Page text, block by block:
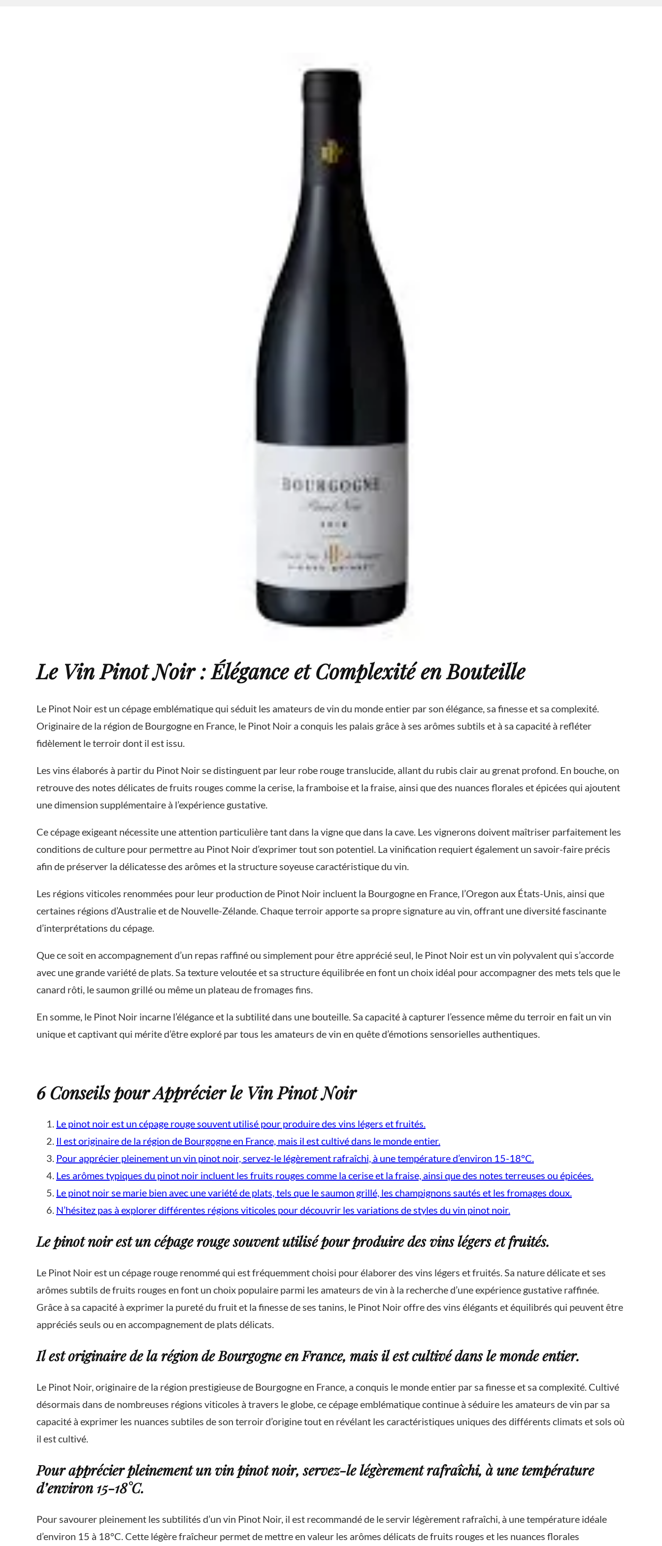
Le Vin Pinot Noir : Élégance et Complexité en Bouteille
Le Pinot Noir est un cépage emblématique qui séduit les amateurs de vin du monde entier par son élégance, sa finesse et sa complexité.
Originaire de la région de Bourgogne en France, le Pinot Noir a conquis les palais grâce à ses arômes subtils et à sa capacité à refléter
fidèlement le terroir dont il est issu.
Les vins élaborés à partir du Pinot Noir se distinguent par leur robe rouge translucide, allant du rubis clair au grenat profond. En bouche, on
retrouve des notes délicates de fruits rouges comme la cerise, la framboise et la fraise, ainsi que des nuances florales et épicées qui ajoutent
une dimension supplémentaire à l’expérience gustative.
Ce cépage exigeant nécessite une attention particulière tant dans la vigne que dans la cave. Les vignerons doivent maîtriser parfaitement les
conditions de culture pour permettre au Pinot Noir d’exprimer tout son potentiel. La vinification requiert également un savoir-faire précis
afin de préserver la délicatesse des arômes et la structure soyeuse caractéristique du vin.
Les régions viticoles renommées pour leur production de Pinot Noir incluent la Bourgogne en France, l’Oregon aux États-Unis, ainsi que
certaines régions d’Australie et de Nouvelle-Zélande. Chaque terroir apporte sa propre signature au vin, offrant une diversité fascinante
d’interprétations du cépage.
Que ce soit en accompagnement d’un repas raffiné ou simplement pour être apprécié seul, le Pinot Noir est un vin polyvalent qui s’accorde
avec une grande variété de plats. Sa texture veloutée et sa structure équilibrée en font un choix idéal pour accompagner des mets tels que le
canard rôti, le saumon grillé ou même un plateau de fromages fins.
En somme, le Pinot Noir incarne l’élégance et la subtilité dans une bouteille. Sa capacité à capturer l’essence même du terroir en fait un vin
unique et captivant qui mérite d’être exploré par tous les amateurs de vin en quête d’émotions sensorielles authentiques.
6 Conseils pour Apprécier le Vin Pinot Noir
Le pinot noir est un cépage rouge souvent utilisé pour produire des vins légers et fruités.
Il est originaire de la région de Bourgogne en France, mais il est cultivé dans le monde entier.
Pour apprécier pleinement un vin pinot noir, servez-le légèrement rafraîchi, à une température d’environ 15-18°C.
Les arômes typiques du pinot noir incluent les fruits rouges comme la cerise et la fraise, ainsi que des notes terreuses ou épicées.
Le pinot noir se marie bien avec une variété de plats, tels que le saumon grillé, les champignons sautés et les fromages doux.
N’hésitez pas à explorer différentes régions viticoles pour découvrir les variations de styles du vin pinot noir.
Le pinot noir est un cépage rouge souvent utilisé pour produire des vins légers et fruités.
Le Pinot Noir est un cépage rouge renommé qui est fréquemment choisi pour élaborer des vins légers et fruités. Sa nature délicate et ses
arômes subtils de fruits rouges en font un choix populaire parmi les amateurs de vin à la recherche d’une expérience gustative raffinée.
Grâce à sa capacité à exprimer la pureté du fruit et la finesse de ses tanins, le Pinot Noir offre des vins élégants et équilibrés qui peuvent être
appréciés seuls ou en accompagnement de plats délicats.
Il est originaire de la région de Bourgogne en France, mais il est cultivé dans le monde entier.
Le Pinot Noir, originaire de la région prestigieuse de Bourgogne en France, a conquis le monde entier par sa finesse et sa complexité. Cultivé
désormais dans de nombreuses régions viticoles à travers le globe, ce cépage emblématique continue à séduire les amateurs de vin par sa
capacité à exprimer les nuances subtiles de son terroir d’origine tout en révélant les caractéristiques uniques des différents climats et sols où
il est cultivé.
Pour apprécier pleinement un vin pinot noir, servez-le légèrement rafraîchi, à une température
d’environ 15-18°C.
Pour savourer pleinement les subtilités d’un vin Pinot Noir, il est recommandé de le servir légèrement rafraîchi, à une température idéale
d’environ 15 à 18°C. Cette légère fraîcheur permet de mettre en valeur les arômes délicats de fruits rouges et les nuances florales